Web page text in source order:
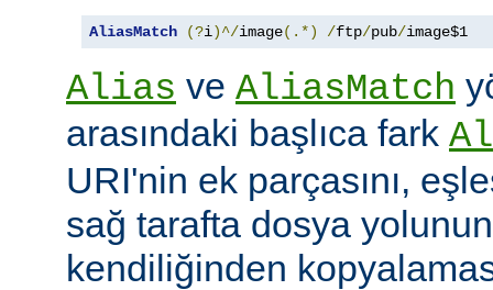
AliasMatch (?i)^/image(.*) /ftp/pub/image$1
Alias ve AliasMatch
arasındaki başlıca fark
URI'nin ek parçasını,
sağ tarafta dosya
kendiliğinden